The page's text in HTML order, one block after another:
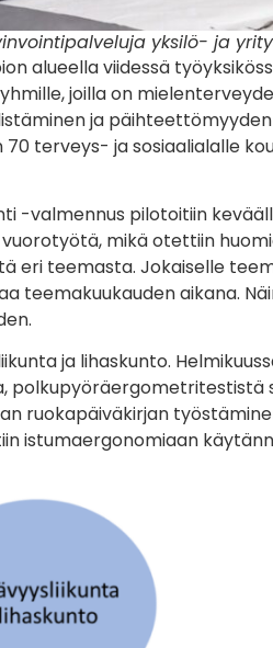
yksilö- ja
alueella viidessä
joilla on
ja
terveys- ja sosiaalialalle
-valmennus pilotoitiin
mikä otettiin
eri teemasta. Jokaiselle
aikana.
ja lihaskunto.
polkupyöräergometritestistä
ruokapäiväkirjan
istumaergonomiaan